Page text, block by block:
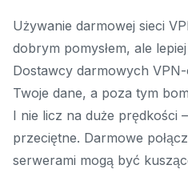
Używanie darmowej sieci
dobrym pomysłem, ale
Dostawcy darmowych
Twoje dane, a poza tym
I nie licz na duże prędkości
przeciętne. Darmowe
serwerami mogą być